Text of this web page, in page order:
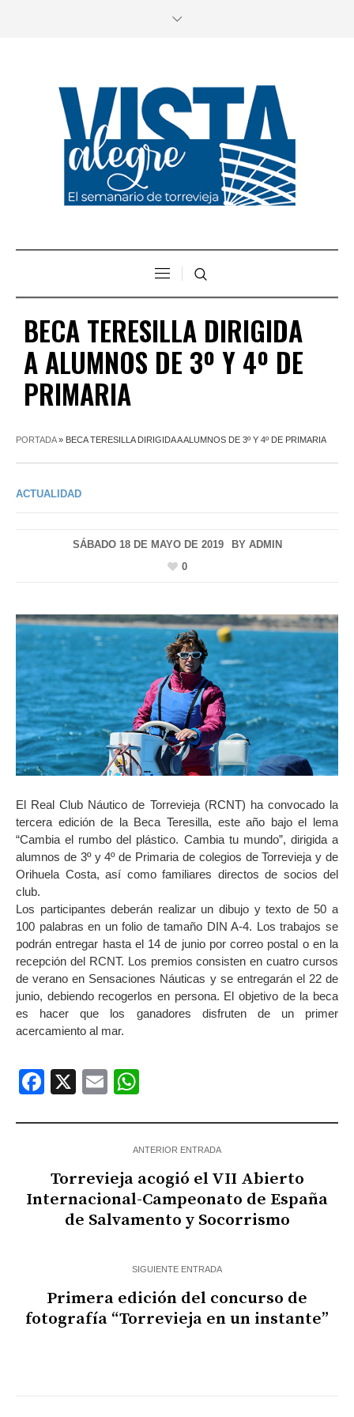
BECA TERESILLA DIRIGIDA
A ALUMNOS DE 3º Y 4º DE
PRIMARIA
PORTADA» BECA TERESILLA DIRIGIDA A ALUMNOS DE 3º Y 4º DE PRIMARIA
ACTUALIDAD
SÁBADO 18 DE MAYO DE 2019 BY ADMIN
0
El Real Club Náutico de Torrevieja (RCNT) ha convocado la
tercera edición de la Beca Teresilla, este año bajo el lema
“Cambia el rumbo del plástico. Cambia tu mundo”, dirigida a
alumnos de 3º y 4º de Primaria de colegios de Torrevieja y de
Orihuela Costa, así como familiares directos de socios del
club.
Los participantes deberán realizar un dibujo y texto de 50 a
100 palabras en un folio de tamaño DIN A-4. Los trabajos se
podrán entregar hasta el 14 de junio por correo postal o en la
recepción del RCNT. Los premios consisten en cuatro cursos
de verano en Sensaciones Náuticas y se entregarán el 22 de
junio, debiendo recogerlos en persona. El objetivo de la beca
es hacer que los ganadores disfruten de un primer
acercamiento al mar.
Facebook
X Email
ANTERIOR ENTRADA
Torrevieja acogió el VII Abierto
Internacional-Campeonato de España
de Salvamento y Socorrismo
SIGUIENTE ENTRADA
Primera edición del concurso de
fotografía “Torrevieja en un instante”